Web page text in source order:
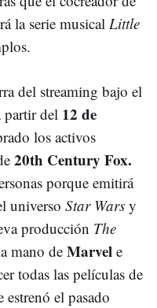
la serie musical Little
del streaming bajo el
partir del 12 de
los activos
20th Century Fox.
porque emitirá
universo Star Wars y
producción The
mano de Marvel e
todas las películas de
estrenó el pasado